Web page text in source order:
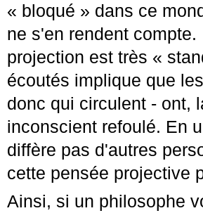
« bloqué » dans ce
ne s'en rendent
projection est très «
écoutés implique que
donc qui circulent - ont,
inconscient refoulé. En
diffère pas d'autres
cette pensée projective
Ainsi, si un philosophe